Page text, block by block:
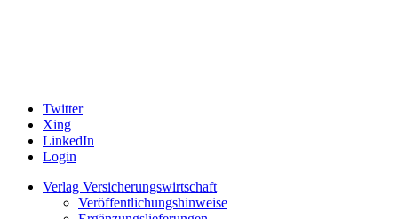
Twitter
Xing
LinkedIn
Login
Verlag Versicherungswirtschaft
Veröffentlichungshinweise